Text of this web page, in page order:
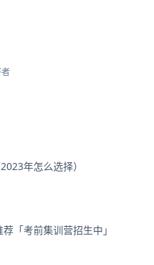
年怎么选择）
「考前集训营招生中」